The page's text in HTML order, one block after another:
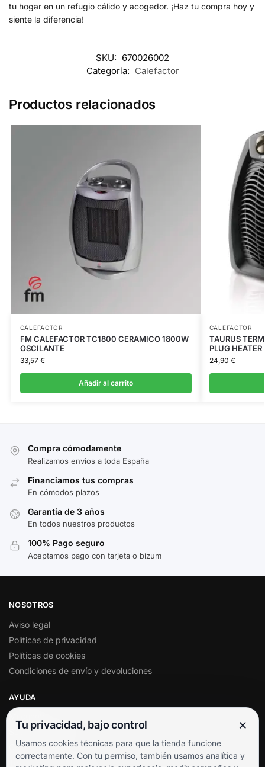
tu hogar en un refugio cálido y acogedor. ¡Haz tu compra hoy y
siente la diferencia!
SKU: 670026002
Categoría: Calefactor
Productos relacionados
CALEFACTOR
FM CALEFACTOR TC1800 CERAMICO 1800W
OSCILANTE
33,57 €
Añadir al carrito
CALEFACTOR
TAURUS
PLUG
24,90 €
Compra cómodamente
Realizamos envíos a toda España
Financiamos tus compras
En cómodos plazos
Garantía de 3 años
En todos nuestros productos
100% Pago seguro
Aceptamos pago con tarjeta o bizum
NOSOTROS
Aviso legal
Políticas de privacidad
Políticas de cookies
Condiciones de envío y devoluciones
AYUDA
Soporte al cliente
Contacto
Términos y condiciones
Tu privacidad, bajo control ×
Usamos cookies técnicas para que la tienda funcione
correctamente. Con tu permiso, también usamos analítica y